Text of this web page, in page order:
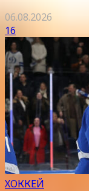
06.08.2026
16
ХОККЕЙ